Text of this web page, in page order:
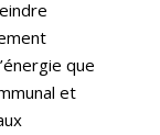
que
et